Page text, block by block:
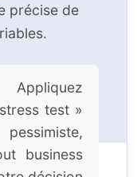
précise de
test »
business